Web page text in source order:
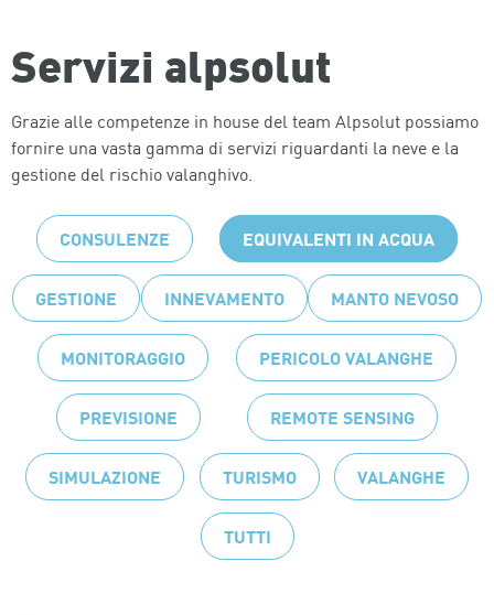
SERVIZI
Servizi alpsolut
Grazie alle competenze in house del team Alpsolut possiamo
fornire una vasta gamma di servizi riguardanti la neve e la
gestione del rischio valanghivo.
CONSULENZE EQUIVALENTI IN ACQUA
GESTIONE INNEVAMENTO MANTO NEVOSO
MONITORAGGIO PERICOLO VALANGHE
PREVISIONE REMOTE SENSING
SIMULAZIONE TURISMO VALANGHE
TUTTI